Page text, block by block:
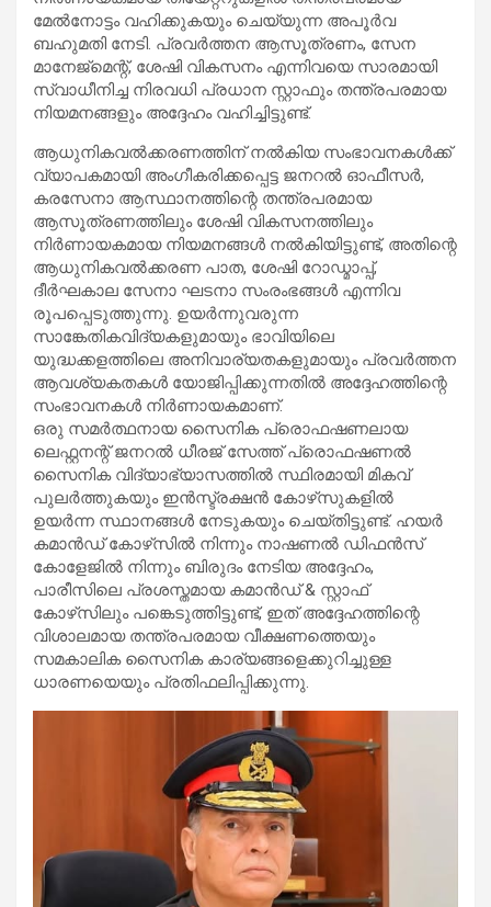
മേൽനോട്ടം വഹിക്കുകയും ചെയ്യുന്ന അപൂർവ
ബഹുമതി നേടി. പ്രവർത്തന ആസൂത്രണം, സേന
മാനേജ്‌മെന്റ്, ശേഷി വികസനം എന്നിവയെ സാരമായി
സ്വാധീനിച്ച നിരവധി പ്രധാന സ്റ്റാഫും തന്ത്രപരമായ
നിയമനങ്ങളും അദ്ദേഹം വഹിച്ചിട്ടുണ്ട്.
ആധുനികവൽക്കരണത്തിന് നൽകിയ സംഭാവനകൾക്ക്
വ്യാപകമായി അംഗീകരിക്കപ്പെട്ട ജനറൽ ഓഫീസർ,
കരസേനാ ആസ്ഥാനത്തിന്റെ തന്ത്രപരമായ
ആസൂത്രണത്തിലും ശേഷി വികസനത്തിലും
നിർണായകമായ നിയമനങ്ങൾ നൽകിയിട്ടുണ്ട്, അതിന്റെ
ആധുനികവൽക്കരണ പാത, ശേഷി റോഡ്മാപ്പ്,
ദീർഘകാല സേനാ ഘടനാ സംരംഭങ്ങൾ എന്നിവ
രൂപപ്പെടുത്തുന്നു. ഉയർന്നുവരുന്ന
സാങ്കേതികവിദ്യകളുമായും ഭാവിയിലെ
യുദ്ധക്കളത്തിലെ അനിവാര്യതകളുമായും പ്രവർത്തന
ആവശ്യകതകൾ യോജിപ്പിക്കുന്നതിൽ അദ്ദേഹത്തിന്റെ
സംഭാവനകൾ നിർണായകമാണ്.
ഒരു സമർത്ഥനായ സൈനിക പ്രൊഫഷണലായ
ലെഫ്റ്റനന്റ് ജനറൽ ധീരജ് സേത്ത് പ്രൊഫഷണൽ
സൈനിക വിദ്യാഭ്യാസത്തിൽ സ്ഥിരമായി മികവ്
പുലർത്തുകയും ഇൻസ്ട്രക്ഷൻ കോഴ്‌സുകളിൽ
ഉയർന്ന സ്ഥാനങ്ങൾ നേടുകയും ചെയ്തിട്ടുണ്ട്. ഹയർ
കമാൻഡ് കോഴ്‌സിൽ നിന്നും നാഷണൽ ഡിഫൻസ്
കോളേജിൽ നിന്നും ബിരുദം നേടിയ അദ്ദേഹം,
പാരീസിലെ പ്രശസ്തമായ കമാൻഡ് & സ്റ്റാഫ്
കോഴ്‌സിലും പങ്കെടുത്തിട്ടുണ്ട്, ഇത് അദ്ദേഹത്തിന്റെ
വിശാലമായ തന്ത്രപരമായ വീക്ഷണത്തെയും
സമകാലിക സൈനിക കാര്യങ്ങളെക്കുറിച്ചുള്ള
ധാരണയെയും പ്രതിഫലിപ്പിക്കുന്നു.